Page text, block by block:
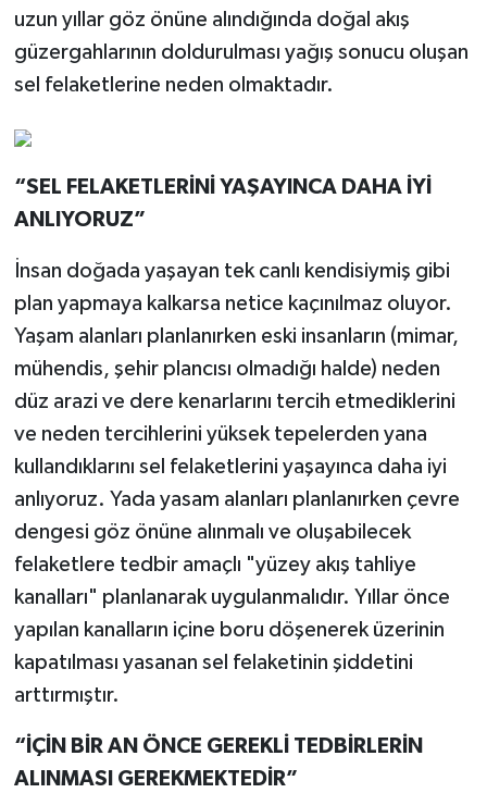
uzun yıllar göz önüne alındığında doğal akış
güzergahlarının doldurulması yağış sonucu oluşan
sel felaketlerine neden olmaktadır.
“SEL FELAKETLERİNİ YAŞAYINCA DAHA İYİ
ANLIYORUZ”
İnsan doğada yaşayan tek canlı kendisiymiş gibi
plan yapmaya kalkarsa netice kaçınılmaz oluyor.
Yaşam alanları planlanırken eski insanların (mimar,
mühendis, şehir plancısı olmadığı halde) neden
düz arazi ve dere kenarlarını tercih etmediklerini
ve neden tercihlerini yüksek tepelerden yana
kullandıklarını sel felaketlerini yaşayınca daha iyi
anlıyoruz. Yada yasam alanları planlanırken çevre
dengesi göz önüne alınmalı ve oluşabilecek
felaketlere tedbir amaçlı "yüzey akış tahliye
kanalları" planlanarak uygulanmalıdır. Yıllar önce
yapılan kanalların içine boru döşenerek üzerinin
kapatılması yasanan sel felaketinin şiddetini
arttırmıştır.
“İÇİN BİR AN ÖNCE GEREKLİ TEDBİRLERİN
ALINMASI GEREKMEKTEDİR”